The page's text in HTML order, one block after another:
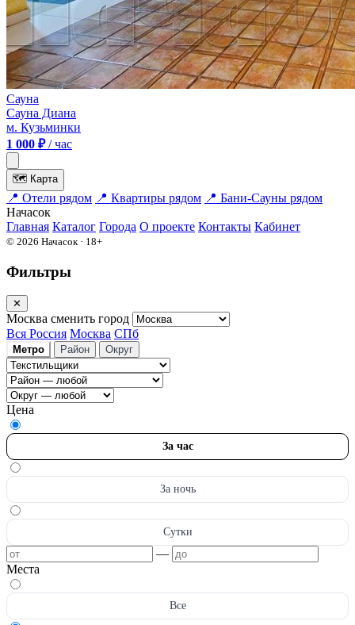
Сауна
Сауна Диана
м. Кузьминки
1 000 ₽/ час
🗺 Карта
📍 Отели рядом 📍 Квартиры рядом 📍 Бани-Сауны рядом
Начасок
Главная Каталог Города О проекте Контакты Кабинет
© 2026 Начасок · 18+
Фильтры
✕
Москва сменить город
Вся Россия Москва СПб
Метро Район Округ
Цена
За час
За ночь
Сутки
—
Места
Все